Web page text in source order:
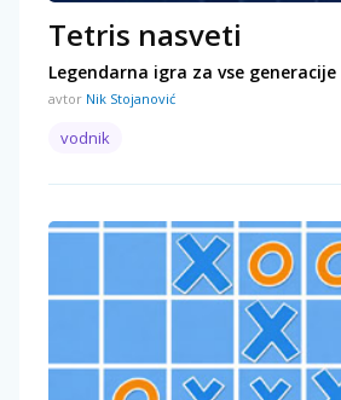
Tetris nasveti
Legendarna igra za vse generacije
avtor Nik Stojanović
vodnik